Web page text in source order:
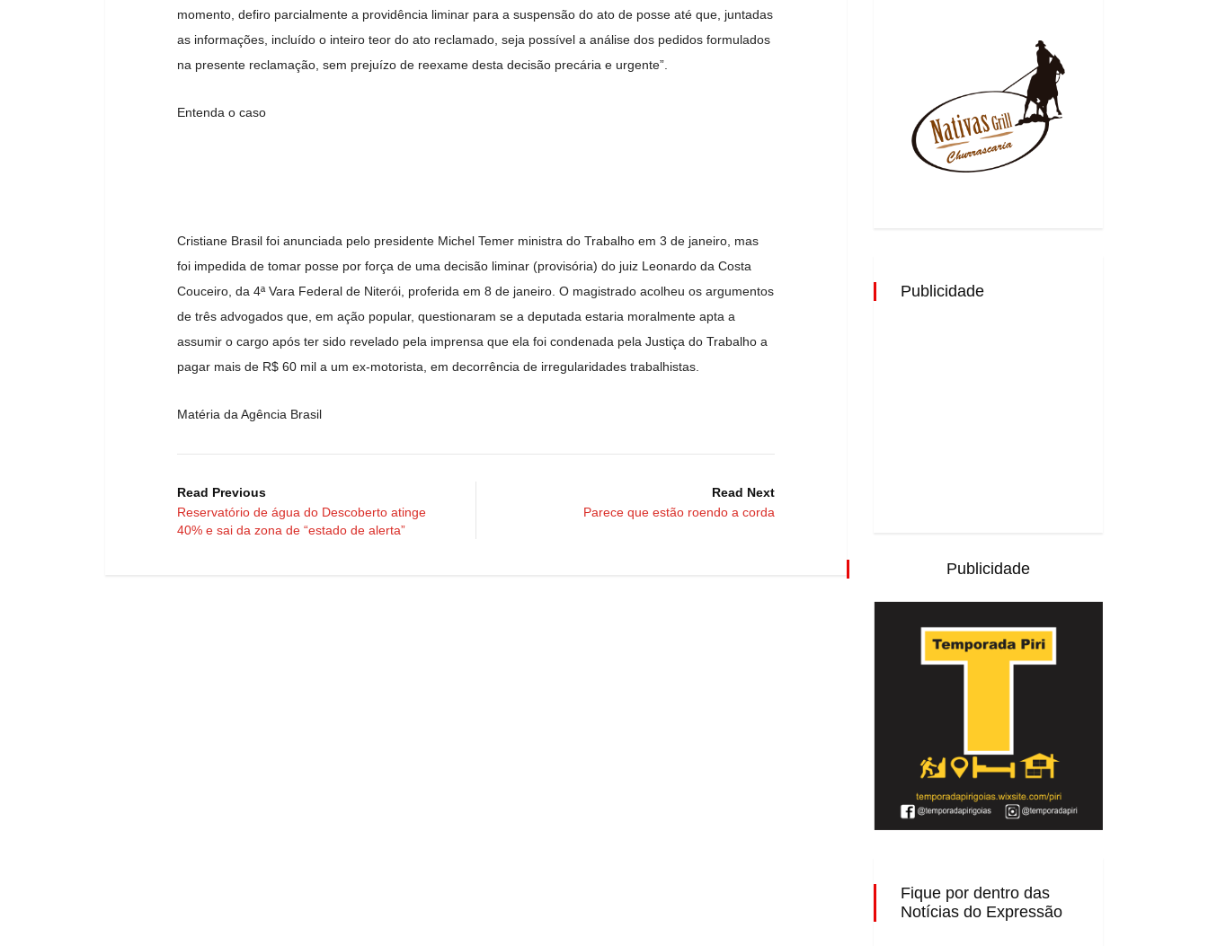
momento, defiro parcialmente a providência liminar para a suspensão do ato de posse até que, juntadas
as informações, incluído o inteiro teor do ato reclamado, seja possível a análise dos pedidos formulados
na presente reclamação, sem prejuízo de reexame desta decisão precária e urgente”.
Entenda o caso
Cristiane Brasil foi anunciada pelo presidente Michel Temer ministra do Trabalho em 3 de janeiro, mas
foi impedida de tomar posse por força de uma decisão liminar (provisória) do juiz Leonardo da Costa
Couceiro, da 4ª Vara Federal de Niterói, proferida em 8 de janeiro. O magistrado acolheu os argumentos
de três advogados que, em ação popular, questionaram se a deputada estaria moralmente apta a
assumir o cargo após ter sido revelado pela imprensa que ela foi condenada pela Justiça do Trabalho a
pagar mais de R$ 60 mil a um ex-motorista, em decorrência de irregularidades trabalhistas.
Matéria da Agência Brasil
Read Previous
Reservatório de água do Descoberto atinge
40% e sai da zona de “estado de alerta”
Read Next
Parece que estão roendo a corda
Publicidade
Publicidade
Fique por dentro das
Notícias do Expressão